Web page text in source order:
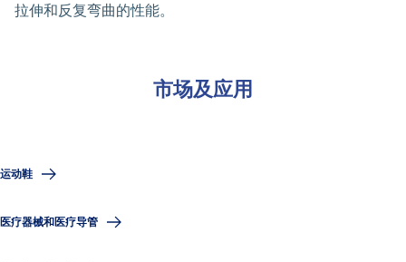
拉伸和反复弯曲的性能。
市场及应用
运动鞋
医疗器械和医疗导管